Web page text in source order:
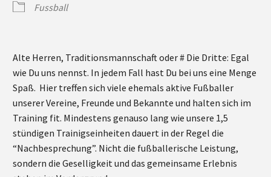
Fussball
Alte Herren, Traditionsmannschaft oder # Die Dritte: Egal
wie Du uns nennst. In jedem Fall hast Du bei uns eine Menge
Spaß. Hier treffen sich viele ehemals aktive Fußballer
unserer Vereine, Freunde und Bekannte und halten sich im
Training fit. Mindestens genauso lang wie unsere 1,5
stündigen Trainigseinheiten dauert in der Regel die
“Nachbesprechung”. Nicht die fußballerische Leistung,
sondern die Geselligkeit und das gemeinsame Erlebnis